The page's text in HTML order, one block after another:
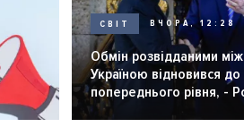
СВІТ ВЧОРА, 12:28
Обмін розвідданими
Україною відновився до
попереднього рівня, -